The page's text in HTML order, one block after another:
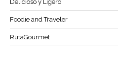
Delicioso y Ligero
Foodie and Traveler
RutaGourmet